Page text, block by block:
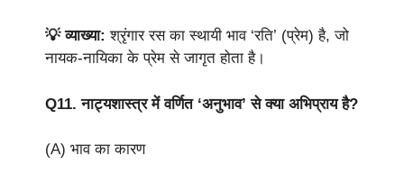
💡 व्याख्या:श्रृंगार रस का स्थायी भाव ‘रति’ (प्रेम) है, जो
नायक-नायिका के प्रेम से जागृत होता है।
Q11.नाट्यशास्त्र में वर्णित ‘अनुभाव’ से क्या अभिप्राय है?
(A) भाव का कारण